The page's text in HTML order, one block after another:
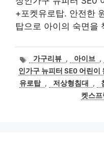
+포켓유로탑. 안전한
탑으로 아이의 숙면을
태
그
가구리뷰 , 아이브 ,
인가구 뉴피터 SE0 어린이
유로탑 , 저상형침대 ,
켓스